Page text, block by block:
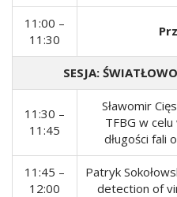
11:00 –
11:30
SESJA:
11:30 –
11:45
Sławomir
TFBG w
długości fali
11:45 –
12:00
Patryk
detection of